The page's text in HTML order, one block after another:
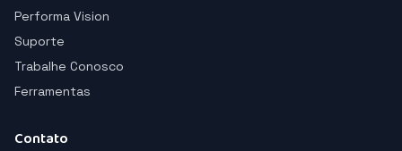
Performa Vision
Suporte
Trabalhe Conosco
Ferramentas
Contato